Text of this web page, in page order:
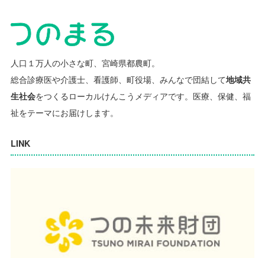
人口１万人の小さな町、宮崎県都農町。
総合診療医や介護士、看護師、町役場、みんなで団結して地域共
生社会をつくるローカルけんこうメディアです。 医療、保健、福
祉をテーマにお届けします。
LINK